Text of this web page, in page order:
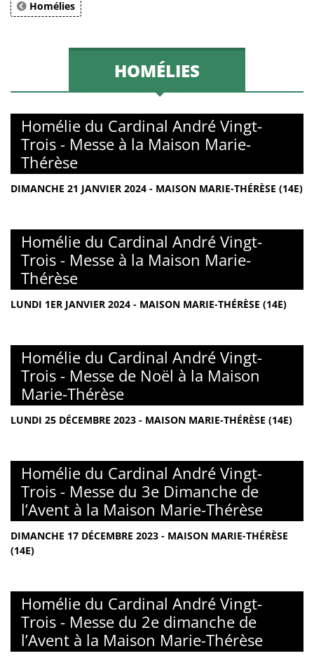
Homélies
HOMÉLIES
Homélie du Cardinal André Vingt-
Trois - Messe à la Maison Marie-
Thérèse
DIMANCHE 21 JANVIER 2024 - MAISON MARIE-THÉRÈSE (14E)
Homélie du Cardinal André Vingt-
Trois - Messe à la Maison Marie-
Thérèse
LUNDI 1ER JANVIER 2024 - MAISON MARIE-THÉRÈSE (14E)
Homélie du Cardinal André Vingt-
Trois - Messe de Noël à la Maison
Marie-Thérèse
LUNDI 25 DÉCEMBRE 2023 - MAISON MARIE-THÉRÈSE (14E)
Homélie du Cardinal André Vingt-
Trois - Messe du 3e Dimanche de
l’Avent à la Maison Marie-Thérèse
DIMANCHE 17 DÉCEMBRE 2023 - MAISON MARIE-THÉRÈSE
(14E)
Homélie du Cardinal André Vingt-
Trois - Messe du 2e dimanche de
l’Avent à la Maison Marie-Thérèse